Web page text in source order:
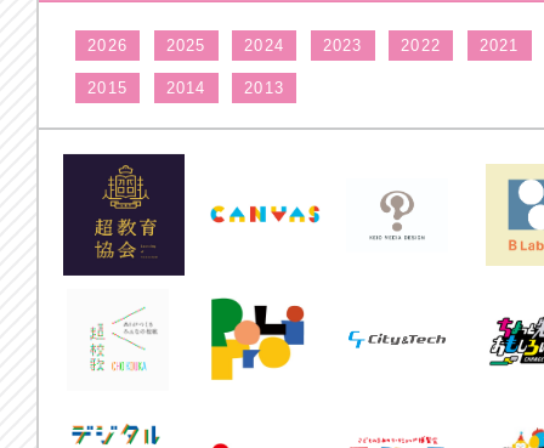
2026 2025 2024 2023 2022 2021
2015 2014 2013